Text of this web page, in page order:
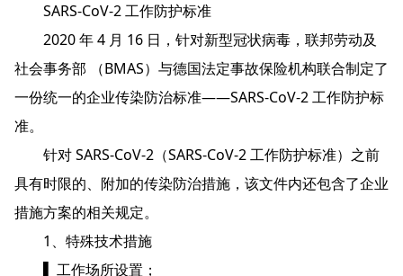
SARS-CoV-2 工作防护标准
2020 年 4 月 16 日，针对新型冠状病毒，联邦劳动及
社会事务部 （BMAS）与德国法定事故保险机构联合制定了
一份统一的企业传染防治标准——SARS-CoV-2 工作防护标
准。
针对 SARS-CoV-2（SARS-CoV-2 工作防护标准）之前
具有时限的、附加的传染防治措施，该文件内还包含了企业
措施方案的相关规定。
1、特殊技术措施
▌ 工作场所设置；